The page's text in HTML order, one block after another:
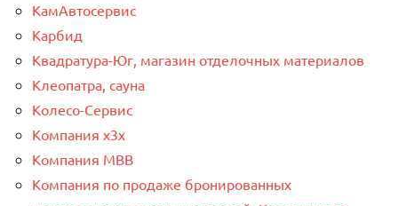
КамАвтосервис
Карбид
Квадратура-Юг, магазин отделочных материалов
Клеопатра, сауна
Колесо-Сервис
Компания x3x
Компания МВВ
Компания по продаже бронированных